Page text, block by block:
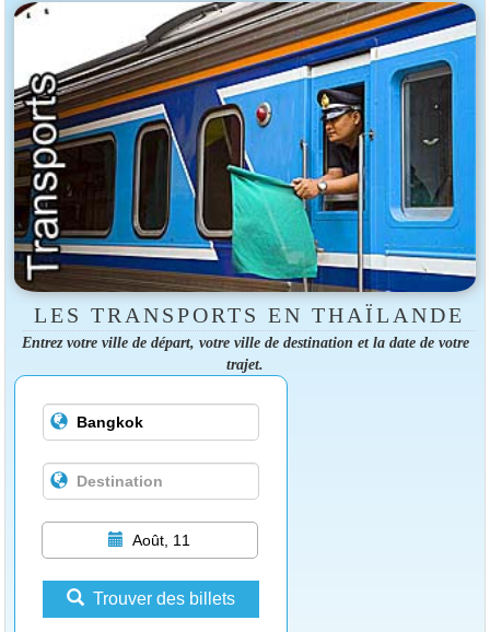
LES TRANSPORTS EN THAÏLANDE
Entrez votre ville de départ, votre ville de destination et la date de votre
trajet.
Août, 11
Trouver des billets